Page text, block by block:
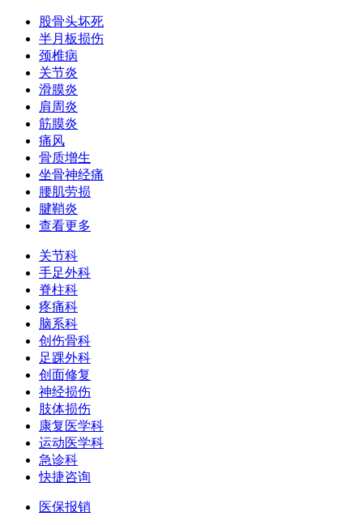
股骨头坏死
半月板损伤
颈椎病
关节炎
滑膜炎
肩周炎
筋膜炎
痛风
骨质增生
坐骨神经痛
腰肌劳损
腱鞘炎
查看更多
关节科
手足外科
脊柱科
疼痛科
脑系科
创伤骨科
足踝外科
创面修复
神经损伤
肢体损伤
康复医学科
运动医学科
急诊科
快捷咨询
医保报销